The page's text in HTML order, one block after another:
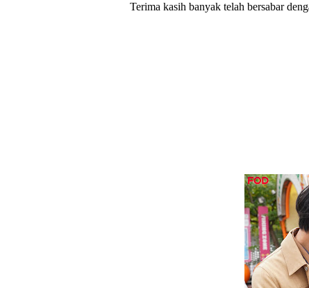
Terima kasih banyak telah bersabar